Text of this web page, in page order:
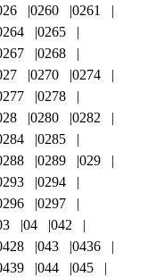
0260
0261
0265
0268
0270
0274
0278
0280
0282
0285
0289
029
0294
0297
04
042
043
0436
044
045